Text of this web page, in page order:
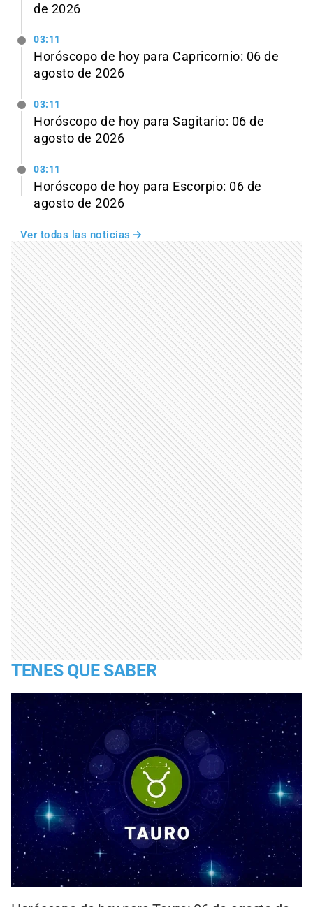
de 2026
03:11
Horóscopo de hoy para Capricornio: 06 de
agosto de 2026
03:11
Horóscopo de hoy para Sagitario: 06 de
agosto de 2026
03:11
Horóscopo de hoy para Escorpio: 06 de
agosto de 2026
Ver todas las noticias
TENES QUE SABER